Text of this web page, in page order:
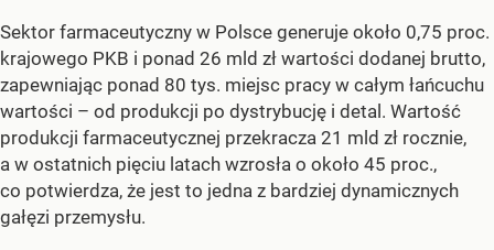
Sektor farmaceutyczny w Polsce generuje około 0,75 proc.
krajowego PKB i ponad 26 mld zł wartości dodanej brutto,
zapewniając ponad 80 tys. miejsc pracy w całym łańcuchu
wartości – od produkcji po dystrybucję i detal. Wartość
produkcji farmaceutycznej przekracza 21 mld zł rocznie,
a w ostatnich pięciu latach wzrosła o około 45 proc.,
co potwierdza, że jest to jedna z bardziej dynamicznych
gałęzi przemysłu.